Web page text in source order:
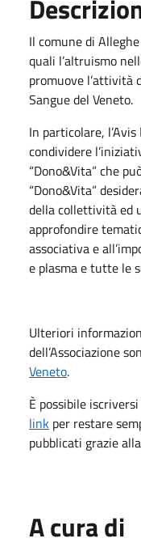
Il comune di
quali l’altruismo
promuove l’attività
Sangue del Veneto.
In particolare,
condividere
“Dono&Vita” che
“Dono&Vita”
della collettività ed
approfondire
associativa e
e plasma e tutte le
Ulteriori
dell’Associazione
Veneto.
È possibile
link per restare
pubblicati grazie
A cura di